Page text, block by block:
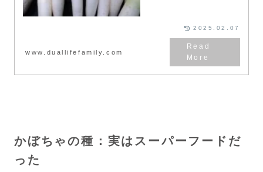
www.duallifefamily.com
2025.02.07
かぼちゃの種：実はスーパーフードだ
った